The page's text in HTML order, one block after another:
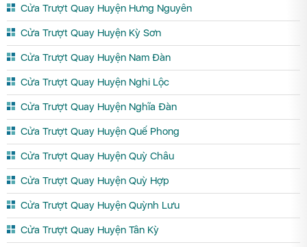
Cửa Trượt Quay Huyện Hưng Nguyên
Cửa Trượt Quay Huyện Kỳ Sơn
Cửa Trượt Quay Huyện Nam Đàn
Cửa Trượt Quay Huyện Nghi Lộc
Cửa Trượt Quay Huyện Nghĩa Đàn
Cửa Trượt Quay Huyện Quế Phong
Cửa Trượt Quay Huyện Quỳ Châu
Cửa Trượt Quay Huyện Quỳ Hợp
Cửa Trượt Quay Huyện Quỳnh Lưu
Cửa Trượt Quay Huyện Tân Kỳ